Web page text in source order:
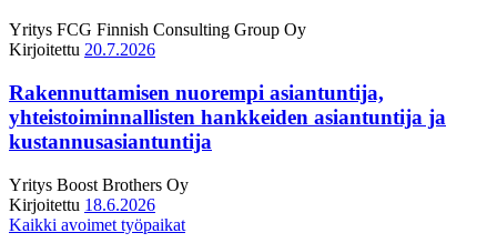
Yritys FCG Finnish Consulting Group Oy
Kirjoitettu 20.7.2026
Rakennuttamisen nuorempi asiantuntija,
yhteistoiminnallisten hankkeiden asiantuntija ja
kustannusasiantuntija
Yritys Boost Brothers Oy
Kirjoitettu 18.6.2026
Kaikki avoimet työpaikat